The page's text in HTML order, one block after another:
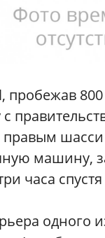
пробежав
с
правым
машину,
часа
одного